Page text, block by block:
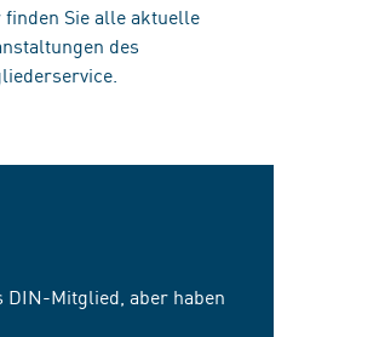
finden Sie alle aktuelle
des
Mitglied, aber haben